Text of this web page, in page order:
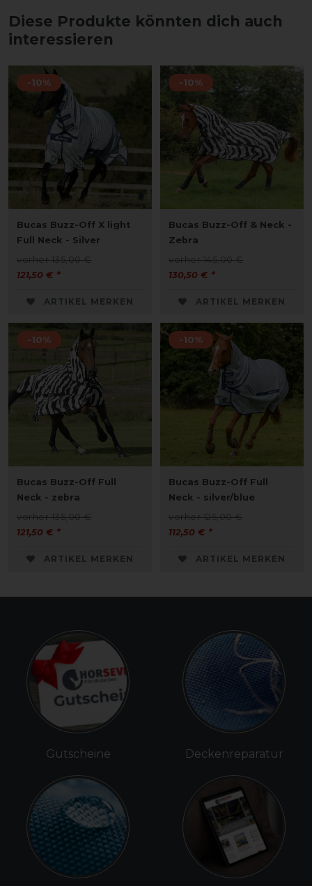
Diese Produkte könnten dich auch
interessieren
-10%
Bucas Buzz-Off X light
Full Neck - Silver
vorher 135,00 €
121,50 € *
ARTIKEL MERKEN
-10%
Bucas Buzz-Off & Neck -
Zebra
vorher 145,00 €
130,50 € *
ARTIKEL MERKEN
-10%
Bucas Buzz-Off Full
Neck - zebra
vorher 135,00 €
121,50 € *
ARTIKEL MERKEN
-10%
Bucas Buzz-Off Full
Neck - silver/blue
vorher 125,00 €
112,50 € *
ARTIKEL MERKEN
Gutscheine Deckenreparatur